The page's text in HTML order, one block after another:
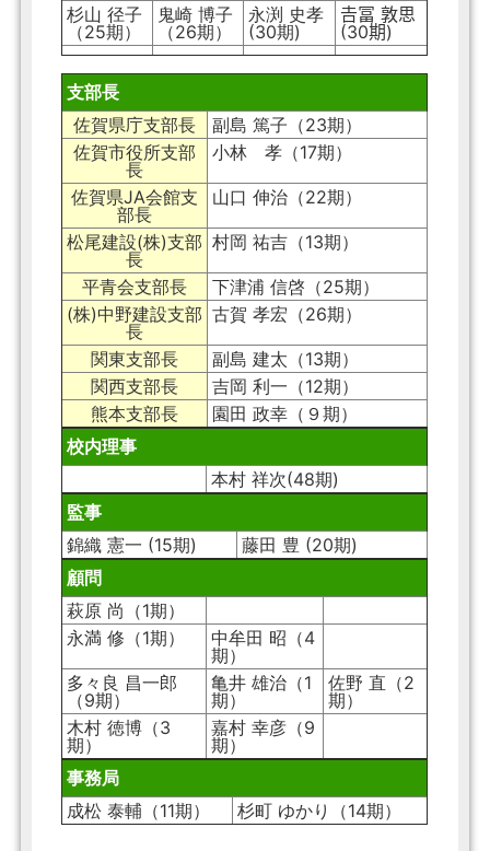
杉山 径子
（25期）
鬼崎 博子
（26期）
永渕 史孝
(30期)
𠮷冨 敦思
(30期)
支部長
佐賀県庁支部長
副島 篤子（23期）
佐賀市役所支部
長
小林 孝（17期）
佐賀県JA会館支
部長
山口 伸治（22期）
松尾建設(株)支部
長
村岡 祐吉（13期）
平青会支部長
下津浦 信啓（25期）
(株)中野建設支部
長
古賀 孝宏（26期）
関東支部長
副島 建太（13期）
関西支部長
吉岡 利一（12期）
熊本支部長
園田 政幸（９期）
校内理事
本村 祥次(48期)
監事
錦織 憲一 (15期)
藤田 豊 (20期)
顧問
萩原 尚（1期）
永満 修（1期）
中牟田 昭（4
期）
多々良 昌一郎
（9期）
亀井 雄治（1
期）
佐野 直（2
期）
木村 徳博（3
期）
嘉村 幸彦（9
期）
事務局
成松 泰輔（11期）
杉町 ゆかり（14期）